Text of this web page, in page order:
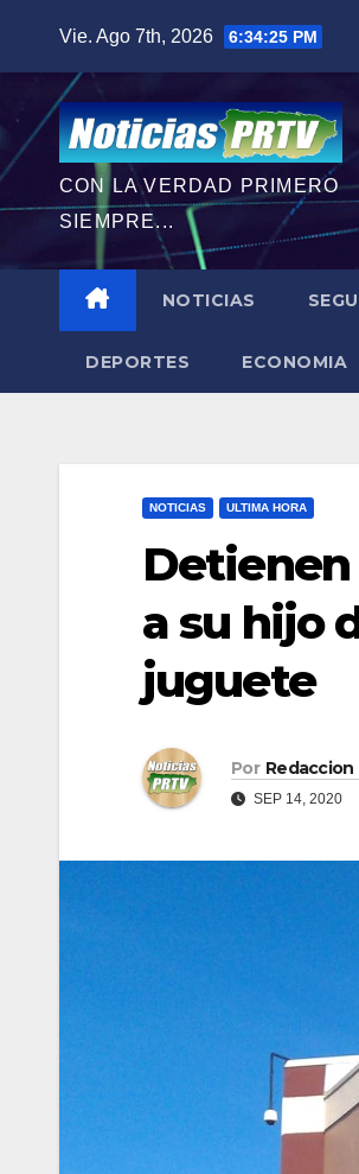
contenido
Vie. Ago 7th, 2026 6:34:27 PM
CON LA VERDAD PRIMERO
SIEMPRE...
NOTICIAS
DEPORTES ECONOMIA
NOTICIAS ULTIMA HORA
a su hijo
juguete
Por Redaccion
SEP 14, 2020